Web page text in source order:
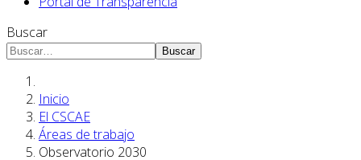
Buscar
Buscar
Inicio
El CSCAE
Áreas de trabajo
Observatorio 2030